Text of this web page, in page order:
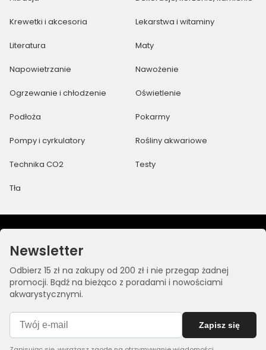
Krewetki i akcesoria Lekarstwa i witaminy
Literatura Maty
Napowietrzanie Nawożenie
Ogrzewanie i chłodzenie Oświetlenie
Podłoża Pokarmy
Pompy i cyrkulatory Rośliny akwariowe
Technika CO2 Testy
Tła
Newsletter
Odbierz 15 zł na zakupy od 200 zł i nie przegap żadnej
promocji. Bądź na bieżąco z poradami i nowościami
akwarystycznymi.
Zapisz się